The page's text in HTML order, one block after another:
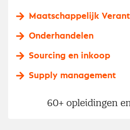
Maatschappelijk
Onderhandelen
Sourcing en inkoop
Supply management
60+ opleidingen